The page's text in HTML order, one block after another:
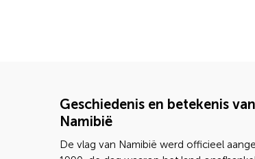
Geschiedenis en betekenis
Namibië
De vlag van Namibië werd officieel